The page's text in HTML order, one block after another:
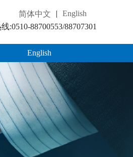
简体中文 |
English
:0510-88700553/88707301
English